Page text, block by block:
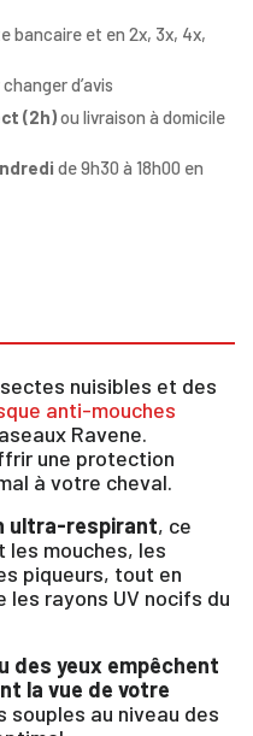
bancaire et en 2x, 3x, 4x,
d’avis
(2h)ou livraison à domicile
de 9h30 à 18h00 en
nuisibles et des
anti-mouches
Ravene.
une protection
à votre cheval.
ultra-respirant, ce
mouches, les
piqueurs, tout en
rayons UV nocifs du
des yeux empêchent
la vue de votre
souples au niveau des
enregistrer des